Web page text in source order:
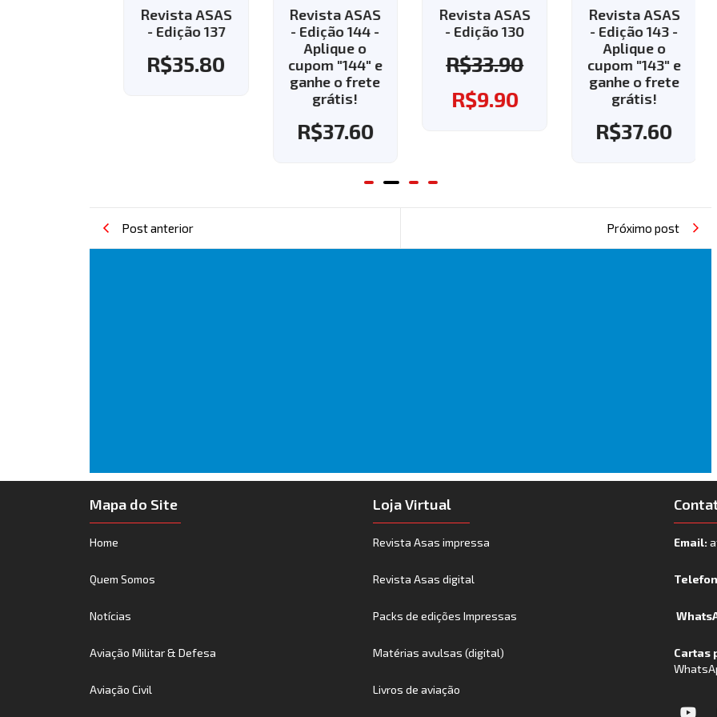
Revista ASAS
- Edição 137
R$35.80
Revista ASAS
- Edição 144 -
Aplique o
cupom "144" e
ganhe o frete
grátis!
R$37.60
Revista ASAS
- Edição 130
R$33.90
R$9.90
Revista ASAS
- Edição 143 -
Aplique o
cupom "143" e
ganhe o frete
grátis!
R$37.60
Post anterior Próximo post
Mapa do Site
Home
Quem Somos
Notícias
Aviação Militar & Defesa
Aviação Civil
Loja Virtual
Revista Asas impressa
Revista Asas digital
Packs de edições Impressas
Matérias avulsas (digital)
Livros de aviação
Email:
Cartas